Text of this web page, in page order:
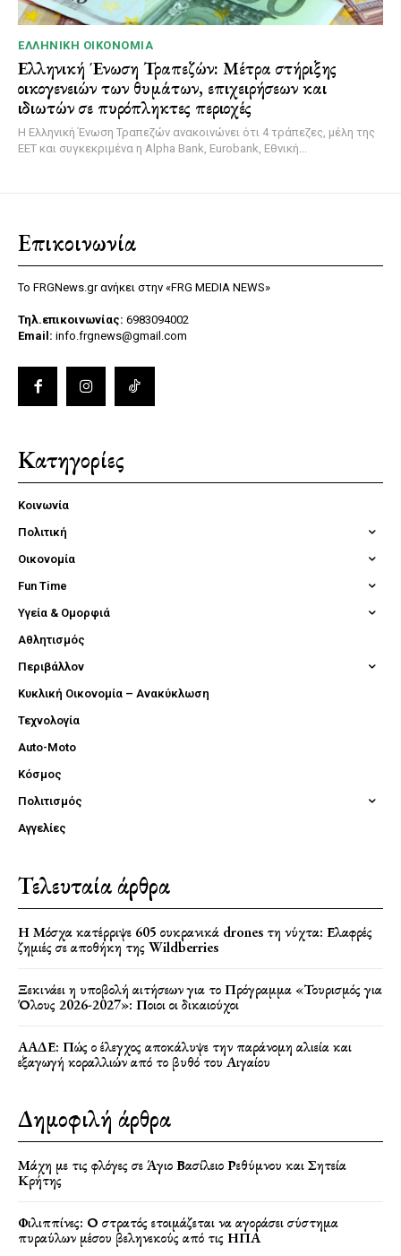
ΕΛΛΗΝΙΚΉ ΟΙΚΟΝΟΜΊΑ
Ελληνική Ένωση Τραπεζών: Μέτρα στήριξης
οικογενειών των θυμάτων, επιχειρήσεων και
ιδιωτών σε πυρόπληκτες περιοχές
Η Ελληνική Ένωση Τραπεζών ανακοινώνει ότι 4 τράπεζες, μέλη της
ΕΕΤ και συγκεκριμένα η Alpha Bank, Eurobank, Εθνική...
Επικοινωνία
Το FRGNews.gr ανήκει στην «FRG MEDIA NEWS»
Τηλ.επικοινωνίας: 6983094002
Email: info.frgnews@gmail.com
Κατηγορίες
Κοινωνία
Πολιτική
Οικονομία
Fun Time
Υγεία & Ομορφιά
Αθλητισμός
Περιβάλλον
Κυκλική Οικονομία – Ανακύκλωση
Τεχνολογία
Auto-Moto
Κόσμος
Πολιτισμός
Αγγελίες
Τελευταία άρθρα
Η Μόσχα κατέρριψε 605 ουκρανικά drones τη νύχτα: Ελαφρές
ζημιές σε αποθήκη της Wildberries
Ξεκινάει η υποβολή αιτήσεων για το Πρόγραμμα «Τουρισμός για
Όλους 2026-2027»: Ποιοι οι δικαιούχοι
ΑΑΔΕ: Πώς ο έλεγχος αποκάλυψε την παράνομη αλιεία και
εξαγωγή κοραλλιών από το βυθό του Αιγαίου
Δημοφιλή άρθρα
Μάχη με τις φλόγες σε Άγιο Βασίλειο Ρεθύμνου και Σητεία
Κρήτης
Φιλιππίνες: Ο στρατός ετοιμάζεται να αγοράσει σύστημα
πυραύλων μέσου βεληνεκούς από τις ΗΠΑ